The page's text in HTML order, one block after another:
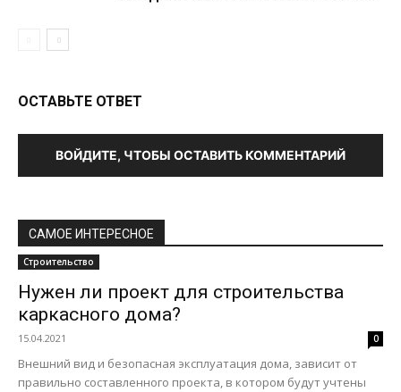
ОСТАВЬТЕ ОТВЕТ
ВОЙДИТЕ, ЧТОБЫ ОСТАВИТЬ КОММЕНТАРИЙ
САМОЕ ИНТЕРЕСНОЕ
Строительство
Нужен ли проект для строительства
каркасного дома?
15.04.2021 0
Внешний вид и безопасная эксплуатация дома, зависит от
правильно составленного проекта, в котором будут учтены